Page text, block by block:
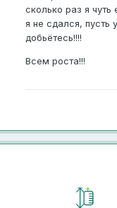
сколько раз я
я не сдался, пусть
добьётесь!!!!
Всем роста!!!